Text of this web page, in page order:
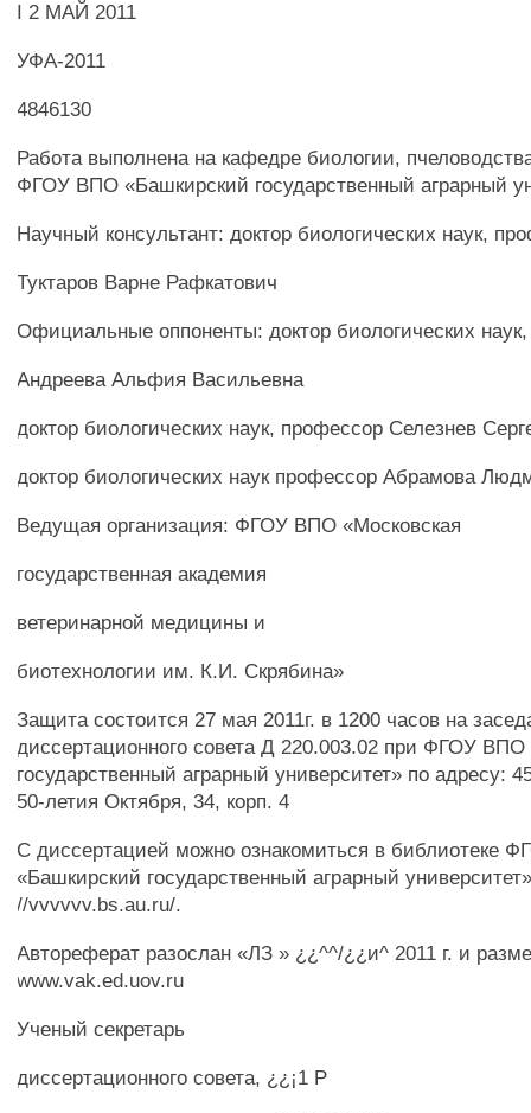
I 2 МАЙ 2011
УФА-2011
4846130
Работа выполнена на кафедре биологии,
ФГОУ ВПО «Башкирский государственный аграрный
Научный консультант: доктор биологических наук,
Туктаров Варне Рафкатович
Официальные оппоненты: доктор биологических
Андреева Альфия Васильевна
доктор биологических наук, профессор Селезнев
доктор биологических наук профессор Абрамова
Ведущая организация: ФГОУ ВПО «Московская
государственная академия
ветеринарной медицины и
биотехнологии им. К.И. Скрябина»
Защита состоится 27 мая 2011г. в 1200 часов на
диссертационного совета Д 220.003.02 при ФГОУ
государственный аграрный университет» по адресу:
50-летия Октября, 34, корп. 4
С диссертацией можно ознакомиться в библиотеке
«Башкирский государственный аграрный
//vvvvvv.bs.au.ru/.
Автореферат разослан «ЛЗ » ¿¿^^/¿¿и^ 2011 г. и
www.vak.ed.uov.ru
Ученый секретарь
диссертационного совета, ¿¿¡1 Р